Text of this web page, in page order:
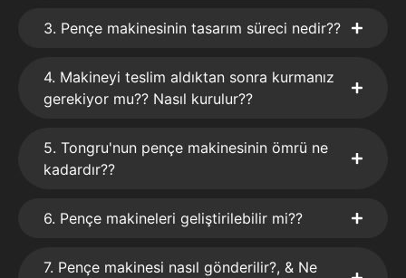
3. Pençe makinesinin tasarım süreci nedir??
4. Makineyi teslim aldıktan sonra kurmanız
gerekiyor mu?? Nasıl kurulur??
5. Tongru'nun pençe makinesinin ömrü ne
kadardır??
6. Pençe makineleri geliştirilebilir mi??
7. Pençe makinesi nasıl gönderilir?, & Ne